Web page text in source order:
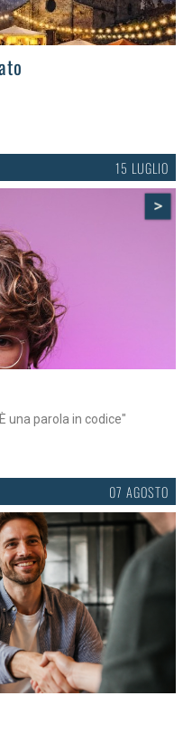
15 LUGLIO
>
una parola in codice"
07 AGOSTO